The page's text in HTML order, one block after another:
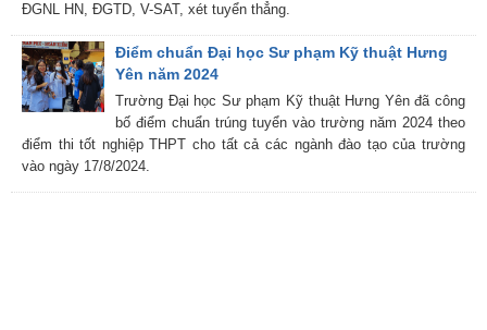
ĐGNL HN, ĐGTD, V-SAT, xét tuyển thẳng.
Điểm chuẩn Đại học Sư phạm Kỹ thuật Hưng
Yên năm 2024
Trường Đại học Sư phạm Kỹ thuật Hưng Yên đã công
bố điểm chuẩn trúng tuyển vào trường năm 2024 theo
điểm thi tốt nghiệp THPT cho tất cả các ngành đào tạo của trường
vào ngày 17/8/2024.